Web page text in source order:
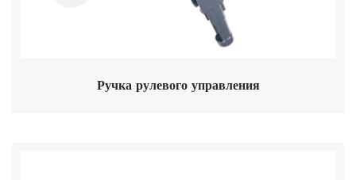
Ручка рулевого управления